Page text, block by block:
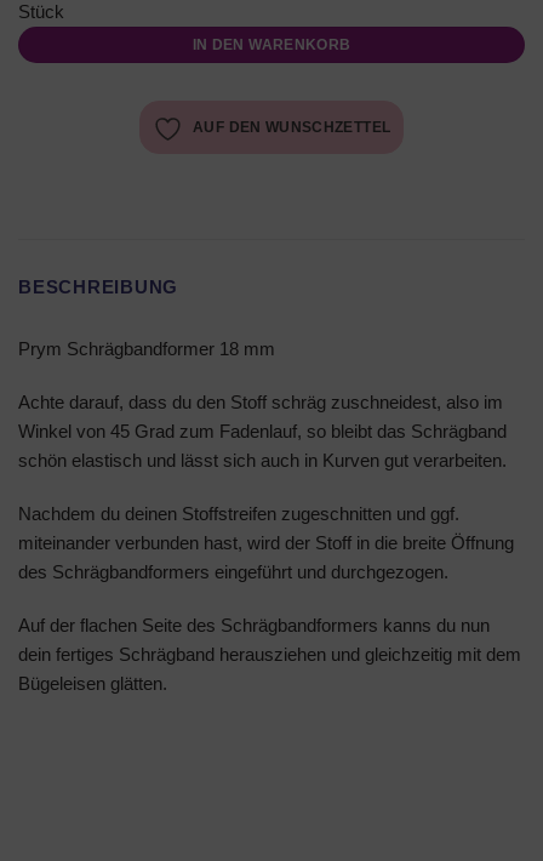
Stück
IN DEN WARENKORB
AUF DEN WUNSCHZETTEL
BESCHREIBUNG
Prym Schrägbandformer 18 mm
Achte darauf, dass du den Stoff schräg zuschneidest, also im
Winkel von 45 Grad zum Fadenlauf, so bleibt das Schrägband
schön elastisch und lässt sich auch in Kurven gut verarbeiten.
Nachdem du deinen Stoffstreifen zugeschnitten und ggf.
miteinander verbunden hast, wird der Stoff in die breite Öffnung
des Schrägbandformers eingeführt und durchgezogen.
Auf der flachen Seite des Schrägbandformers kanns du nun
dein fertiges Schrägband herausziehen und gleichzeitig mit dem
Bügeleisen glätten.